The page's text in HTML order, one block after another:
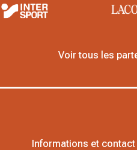
Voir tous les
Informations et contact